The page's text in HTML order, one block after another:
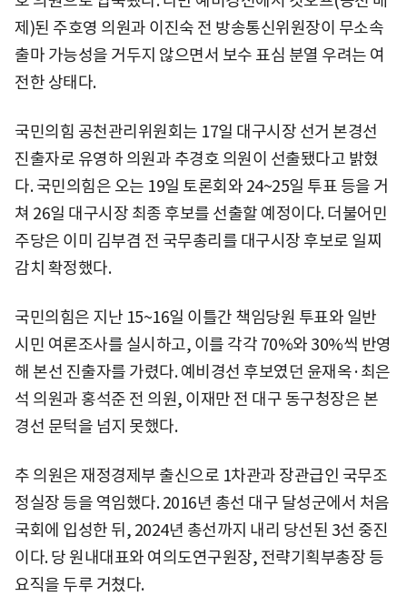
제)된 주호영 의원과 이진숙 전 방송통신위원장이 무소속
출마 가능성을 거두지 않으면서 보수 표심 분열 우려는 여
전한 상태다.
국민의힘 공천관리위원회는 17일 대구시장 선거 본경선
진출자로 유영하 의원과 추경호 의원이 선출됐다고 밝혔
다. 국민의힘은 오는 19일 토론회와 24~25일 투표 등을 거
쳐 26일 대구시장 최종 후보를 선출할 예정이다. 더불어민
주당은 이미 김부겸 전 국무총리를 대구시장 후보로 일찌
감치 확정했다.
국민의힘은 지난 15~16일 이틀간 책임당원 투표와 일반
시민 여론조사를 실시하고, 이를 각각 70%와 30%씩 반영
해 본선 진출자를 가렸다. 예비경선 후보였던 윤재옥·최은
석 의원과 홍석준 전 의원, 이재만 전 대구 동구청장은 본
경선 문턱을 넘지 못했다.
추 의원은 재정경제부 출신으로 1차관과 장관급인 국무조
정실장 등을 역임했다. 2016년 총선 대구 달성군에서 처음
국회에 입성한 뒤, 2024년 총선까지 내리 당선된 3선 중진
이다. 당 원내대표와 여의도연구원장, 전략기획부총장 등
요직을 두루 거쳤다.